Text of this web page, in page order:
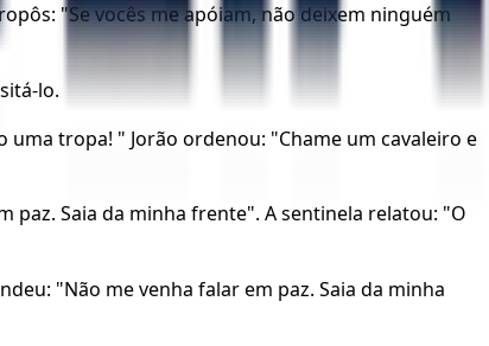
"Se vocês me apóiam, não deixem ninguém
lo.
uma tropa! " Jorão ordenou: "Chame um cavaleiro e
paz. Saia da minha frente". A sentinela relatou: "O
"Não me venha falar em paz. Saia da minha